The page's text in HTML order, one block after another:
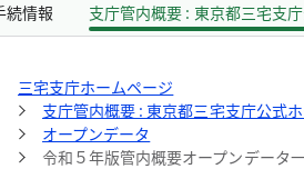
続情報 支庁管内概要 : 東京都三宅支
三宅支庁ホームページ
支庁管内概要 : 東京都三宅支庁公式
オープンデータ
令和５年版管内概要オープンデータ